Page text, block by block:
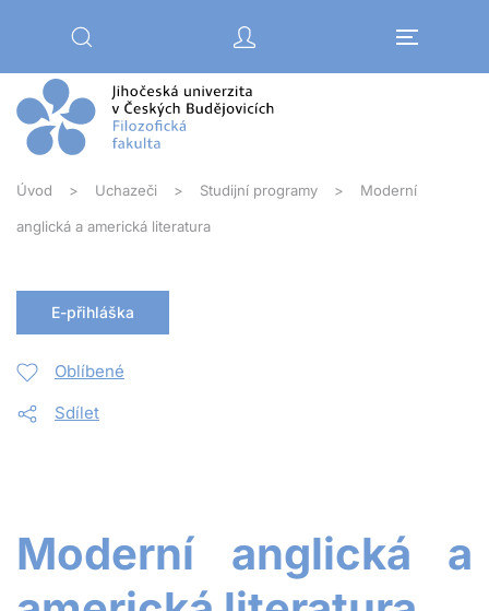
Úvod Uchazeči Studijní programy Moderní
anglická a americká literatura
E-přihláška
Oblíbené
Sdílet
Moderní anglická a